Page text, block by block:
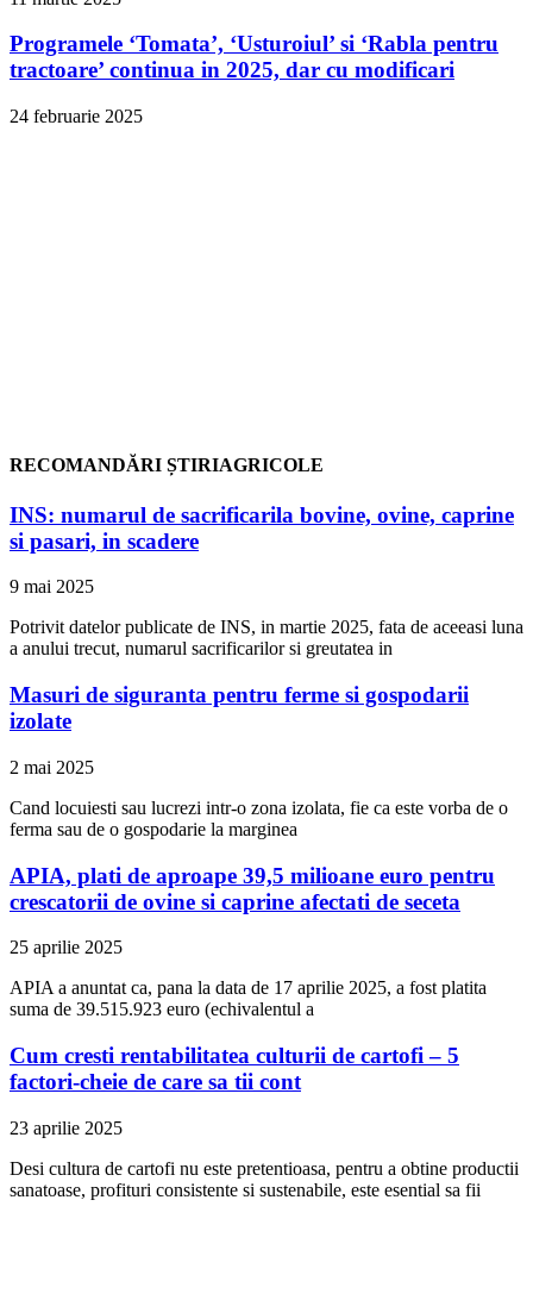
Programele ‘Tomata’, ‘Usturoiul’ si ‘Rabla pentru
tractoare’ continua in 2025, dar cu modificari
24 februarie 2025
RECOMANDĂRI ȘTIRIAGRICOLE
INS: numarul de sacrificarila bovine, ovine, caprine
si pasari, in scadere
9 mai 2025
Potrivit datelor publicate de INS, in martie 2025, fata de aceeasi luna
a anului trecut, numarul sacrificarilor si greutatea in
Masuri de siguranta pentru ferme si gospodarii
izolate
2 mai 2025
Cand locuiesti sau lucrezi intr-o zona izolata, fie ca este vorba de o
ferma sau de o gospodarie la marginea
APIA, plati de aproape 39,5 milioane euro pentru
crescatorii de ovine si caprine afectati de seceta
25 aprilie 2025
APIA a anuntat ca, pana la data de 17 aprilie 2025, a fost platita
suma de 39.515.923 euro (echivalentul a
Cum cresti rentabilitatea culturii de cartofi – 5
factori-cheie de care sa tii cont
23 aprilie 2025
Desi cultura de cartofi nu este pretentioasa, pentru a obtine productii
sanatoase, profituri consistente si sustenabile, este esential sa fii